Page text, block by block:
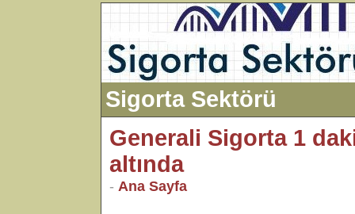
Sigorta Sektörü
Generali Sigorta 1
altında
- Ana Sayfa